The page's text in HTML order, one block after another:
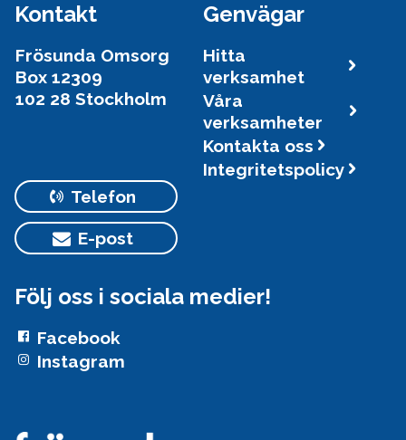
Kontakt
Frösunda Omsorg
Box 12309
102 28 Stockholm
Telefon
E-post
Genvägar
Hitta
verksamhet
Våra
verksamheter
Kontakta oss
Integritetspolicy
Följ oss i sociala medier!
Facebook
Instagram